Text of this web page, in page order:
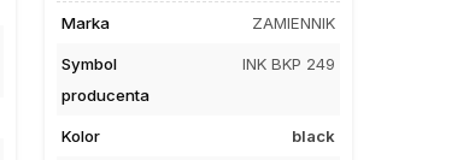
Marka ZAMIENNIK
Symbol
producenta
INK BKP 249
Kolor black